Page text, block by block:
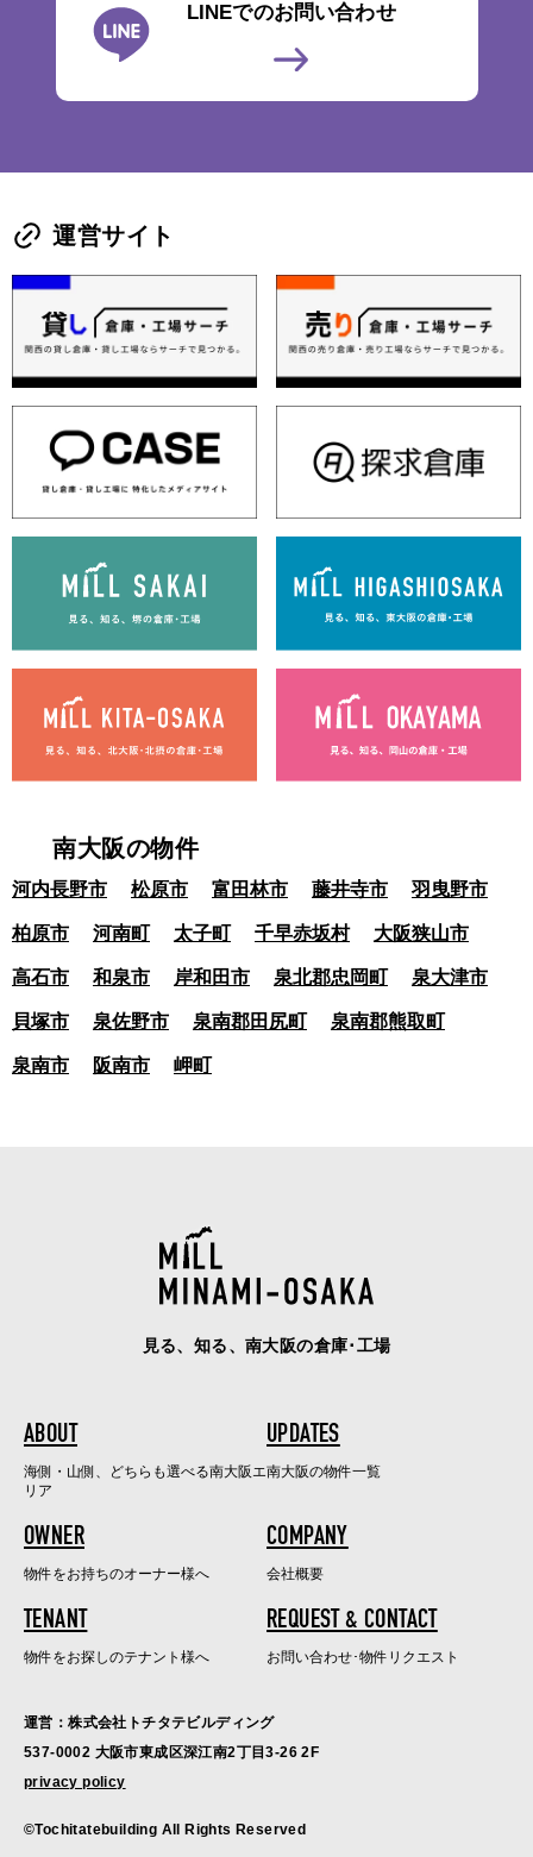
LINEでのお問い合わせ
運営サイト
南大阪の物件
河内長野市 松原市 富田林市 藤井寺市 羽曳野市
柏原市 河南町 太子町 千早赤坂村 大阪狭山市
高石市 和泉市 岸和田市 泉北郡忠岡町 泉大津市
貝塚市 泉佐野市 泉南郡田尻町 泉南郡熊取町
泉南市 阪南市 岬町
見る、知る、南大阪の倉庫･工場
ABOUT
海側・山側、どちらも選べる南大阪エ
リア
UPDATES
南大阪の物件一覧
OWNER
物件をお持ちのオーナー様へ
COMPANY
会社概要
TENANT
物件をお探しのテナント様へ
REQUEST & CONTACT
お問い合わせ･物件リクエスト
運営：株式会社トチタテビルディング
537-0002 大阪市東成区深江南2丁目3-26 2F
privacy policy
©Tochitatebuilding All Rights Reserved